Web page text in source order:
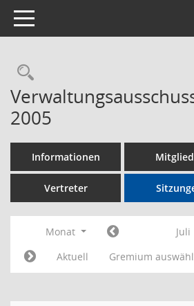
Toggle navigation
Rechercheauswahl
2005
Informationen
Vertreter
Monat Juli
Aktuell
Gremium